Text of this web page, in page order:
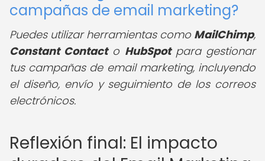
campañas de email marketing?
Puedes utilizar herramientas como MailChimp,
Constant Contacto HubSpotpara gestionar
tus campañas de email marketing, incluyendo
el diseño, envío y seguimiento de los correos
electrónicos.
Reflexión final: El impacto